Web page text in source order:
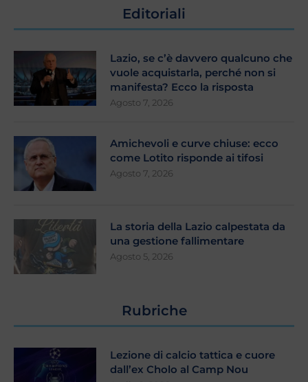
Editoriali
Lazio, se c’è davvero qualcuno che
vuole acquistarla, perché non si
manifesta? Ecco la risposta
Agosto 7, 2026
Amichevoli e curve chiuse: ecco
come Lotito risponde ai tifosi
Agosto 7, 2026
La storia della Lazio calpestata da
una gestione fallimentare
Agosto 5, 2026
Rubriche
Lezione di calcio tattica e cuore
dall’ex Cholo al Camp Nou